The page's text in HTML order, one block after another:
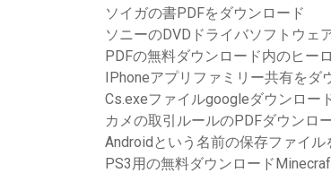
ソイガの書PDFをダウンロード
ソニーのDVDドライバソフトウェ
PDFの無料ダウンロード内のヒー
IPhoneアプリファミリー共有をダ
Cs.exeファイルgoogleダウンロー
カメの取引ルールのPDFダウンロ
Androidという名前の保存ファイ
PS3用の無料ダウンロード